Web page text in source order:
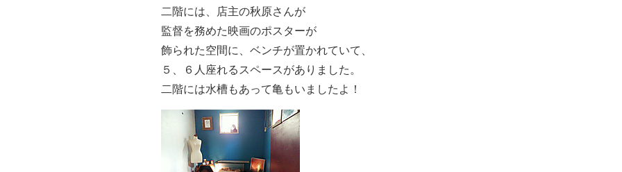
二階には、店主の秋原さんが
監督を務めた映画のポスターが
飾られた空間に、ベンチが置かれていて、
５、６人座れるスペースがありました。
二階には水槽もあって亀もいましたよ！